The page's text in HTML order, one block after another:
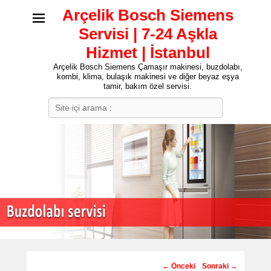
Arçelik Bosch Siemens
Servisi | 7-24 Aşkla
Hizmet | İstanbul
Arçelik Bosch Siemens Çamaşır makinesi, buzdolabı,
kombi, klima, bulaşık makinesi ve diğer beyaz eşya
tamir, bakım özel servisi.
Post
← Önceki Sonraki →